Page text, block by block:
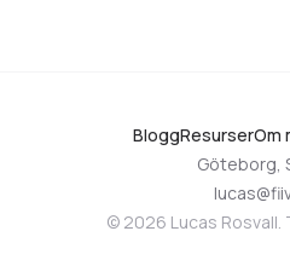
BloggResurserOm
Göteborg,
© 2026 Lucas Rosvall.